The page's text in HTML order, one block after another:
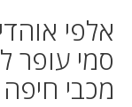
אלפי
סמי עופר
מכבי